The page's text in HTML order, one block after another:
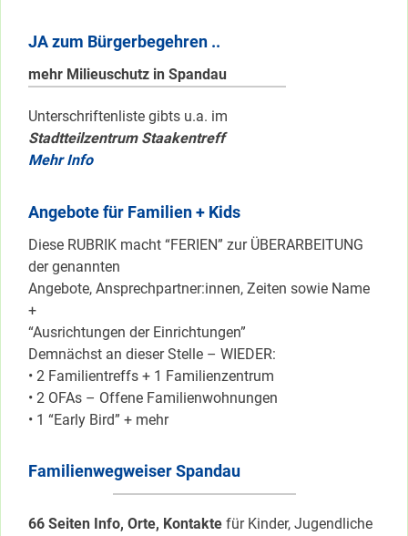
JA zum Bürgerbegehren ..
mehr Milieuschutz in Spandau
Unterschriftenliste gibts u.a. im
Stadtteilzentrum Staakentreff
Mehr Info
Angebote für Familien + Kids
Diese RUBRIK macht “FERIEN” zur ÜBERARBEITUNG
der genannten
Angebote, Ansprechpartner:innen, Zeiten sowie Name
+
“Ausrichtungen der Einrichtungen”
Demnächst an dieser Stelle – WIEDER:
• 2 Familientreffs + 1 Familienzentrum
• 2 OFAs – Offene Familienwohnungen
• 1 “Early Bird” + mehr
Familienwegweiser Spandau
66 Seiten Info, Orte, Kontakte für Kinder, Jugendliche